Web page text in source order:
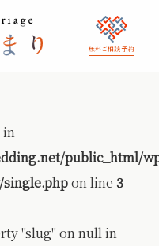
無料ご相談 予約
in
public_html/
on line 3
"slug" on null in